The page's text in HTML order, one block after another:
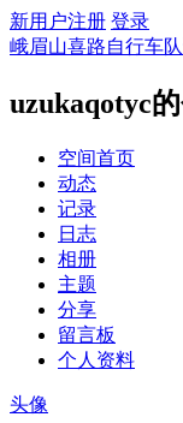
新用户注册 登录
峨眉山喜路自行车
uzukaqotyc
空间首页
动态
记录
日志
相册
主题
分享
留言板
个人资料
头像